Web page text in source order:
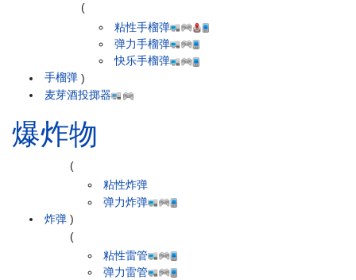
手榴弹
(
粘性手榴弹
弹力手榴弹
快乐手榴弹
)
麦芽酒投掷器
爆炸物
炸弹
(
粘性炸弹
弹力炸弹
)
(
粘性雷管
弹力雷管